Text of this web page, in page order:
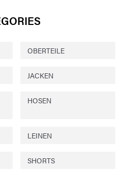
OBERTEILE
JACKEN
HOSEN
LEINEN
SHORTS